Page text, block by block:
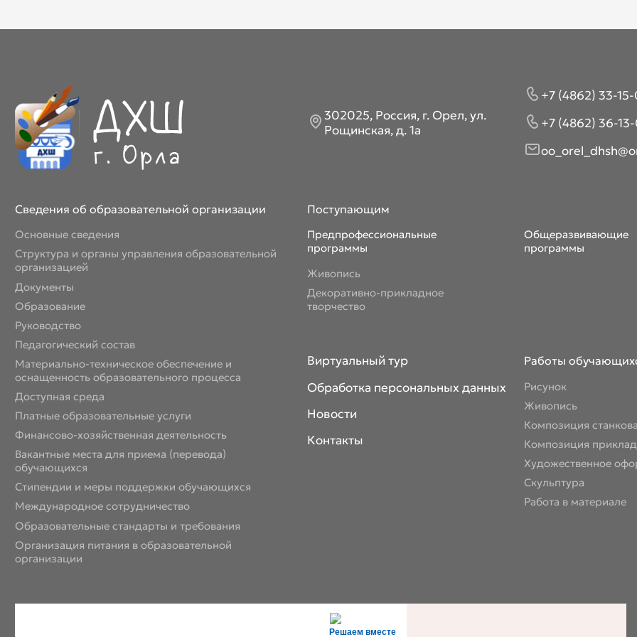
Июнь 2026
Июль 2026
302025, Россия, г. Орел, ул.
Рощинская, д. 1а
+7 (4862) 33-15-
+7 (4862) 36-
Сведения об образовательной организации
Основные сведения
Структура и органы управления образовательной
организацией
Документы
Образование
Руководство
Педагогический состав
Материально-техническое обеспечение и
оснащенность образовательного процесса
Доступная среда
Платные образовательные услуги
Финансово-хозяйственная деятельность
Вакантные места для приема (перевода)
обучающихся
Стипендии и меры поддержки обучающихся
Международное сотрудничество
Образовательные стандарты и требования
Организация питания в образовательной
организации
Поступающим
Предпрофессиональные
программы
Живопись
Декоративно-прикладное
творчество
Общеразвивающие
программы
Виртуальный тур
Обработка персональных данных
Новости
Контакты
Работы
Рисунок
Живопись
Композиция
Композиция
Художественное
Скульптура
Работа в материале
Решаем вместе